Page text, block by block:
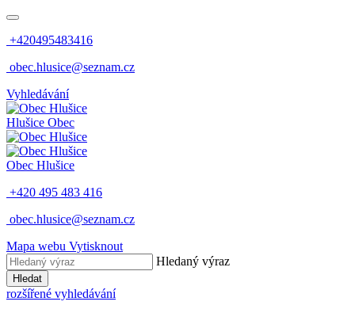
+420495483416
obec.hlusice@seznam.cz
Vyhledávání
Hlušice Obec
Obec Hlušice
+420 495 483 416
obec.hlusice@seznam.cz
Mapa webu Vytisknout
Hledaný výraz
Hledat
rozšířené vyhledávání